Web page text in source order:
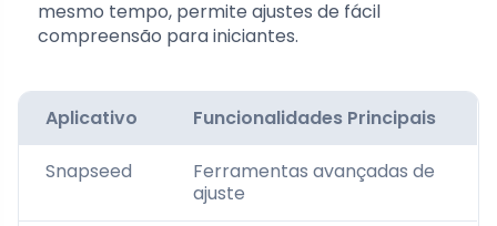
mesmo tempo, permite ajustes de fácil
compreensão para iniciantes.
Aplicativo Funcionalidades Principais
Snapseed
Ferramentas avançadas de
ajuste